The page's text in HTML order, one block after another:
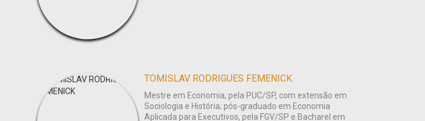
TOMISLAV RODRIGUES FEMENICK
Mestre em Economia, pela PUC/SP, com extensão em
Sociologia e História; pós-graduado em Economia
Aplicada para Executivos, pela FGV/SP e Bacharel em